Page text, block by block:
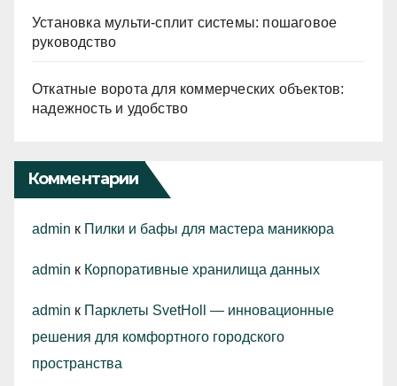
Установка мульти-сплит системы: пошаговое
руководство
Откатные ворота для коммерческих объектов:
надежность и удобство
Комментарии
admin к Пилки и бафы для мастера маникюра
admin к Корпоративные хранилища данных
admin к Парклеты SvetHoll — инновационные
решения для комфортного городского
пространства